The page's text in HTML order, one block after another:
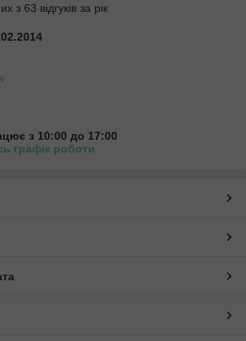
з 63 відгуків за рік
з 10:00 до 17:00
графік роботи